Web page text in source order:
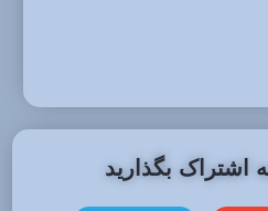
اشتراک بگذارید